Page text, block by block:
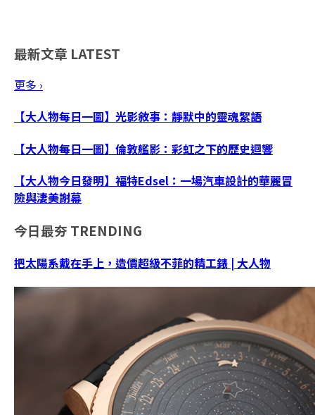
最新文章 LATEST
更多 ›
【大人物每日一圖】光影敘事：靜默中的靈魂絮語
【大人物每日一圖】倫敦艦影：彩虹之下的歷史迴響
【大人物今日發明】福特Edsel：一場汽車設計的華麗冒
險與淒美謝幕
今日最夯 TRENDING
把太陽系戴在手上，造價超級不菲的精工錶 | 大人物